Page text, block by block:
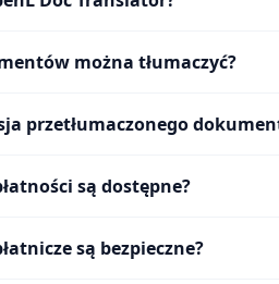
można tłumaczyć?
przetłumaczonego
są dostępne?
są bezpieczne?